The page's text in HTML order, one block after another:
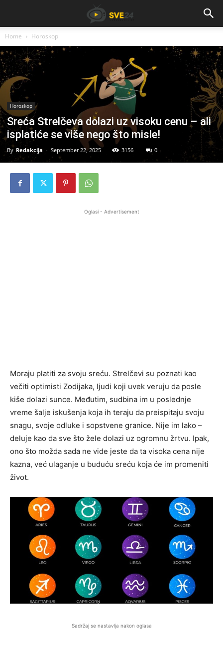
Home Horoskop
Horoskop
Sreća Strelčeva dolazi uz visoku cenu – ali
isplatiće se više nego što misle!
By Redakcija - September 22, 2025 3156 0
Oglasi - Advertisement
Moraju platiti za svoju sreću. Strelčevi su poznati kao
večiti optimisti Zodijaka, ljudi koji uvek veruju da posle
kiše dolazi sunce. Međutim, sudbina im u poslednje
vreme šalje iskušenja koja ih teraju da preispitaju svoju
snagu, svoje odluke i sopstvene granice. Nije im lako –
deluje kao da sve što žele dolazi uz ogromnu žrtvu. Ipak,
ono što možda sada ne vide jeste da ta visoka cena nije
kazna, već ulaganje u buduću sreću koja će im promeniti
život.
Sadržaj se nastavlja nakon oglasa